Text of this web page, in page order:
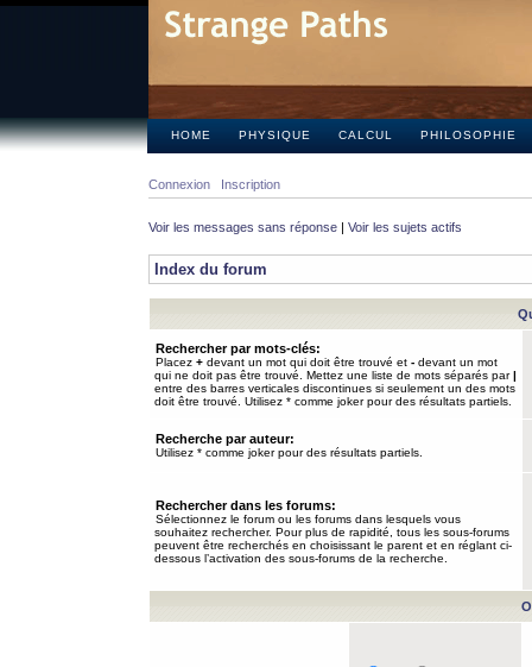
HOME PHYSIQUE CALCUL PHILOSOPHIE
Connexion Inscription
Voir les messages sans réponse | Voir les sujets actifs
Index du forum
Rechercher par mots-clés:
Placez + devant un mot qui doit être trouvé et - devant un mot
qui ne doit pas être trouvé. Mettez une liste de mots séparés par|
entre des barres verticales discontinues si seulement un des mots
doit être trouvé. Utilisez * comme joker pour des résultats partiels.
Recherche par auteur:
Utilisez * comme joker pour des résultats partiels.
Rechercher dans les forums:
Sélectionnez le forum ou les forums dans lesquels vous
souhaitez rechercher. Pour plus de rapidité, tous les sous-forums
peuvent être recherchés en choisissant le parent et en réglant ci-
dessous l’activation des sous-forums de la recherche.